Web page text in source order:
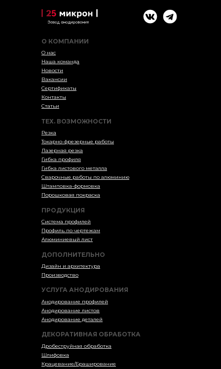
ПРОДУКЦИЯ
Система профилей
Профиль по чертежам
Алюминиевый лист
УСЛУГА АНОДИРОВАНИЯ
Анодирование профилей
Анодирование листов
Анодирование деталей
ДОПОЛНИТЕЛЬНО
Дизайн и архитектура
Производство
ТЕХ. ВОЗМОЖНОСТИ
Резка
Токарно-фрезерные работы
Лазерная резка
Гибка профиля
Гибка листового металла
Сварочные работы по алюминию
Штамповка-формовка
Порошковая покраска
ДЕКОРАТИВНАЯ ОБРАБОТКА
Дробеструйная обработка
Шлифовка
Крацевание/Браширование
О КОМПАНИИ
О нас
Наша команда
Новости
Вакансии
Сертификаты
Контакты
Статьи